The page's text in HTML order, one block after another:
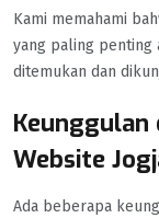
Kami memahami
yang paling penting
ditemukan dan
Keunggulan
Website
Ada beberapa